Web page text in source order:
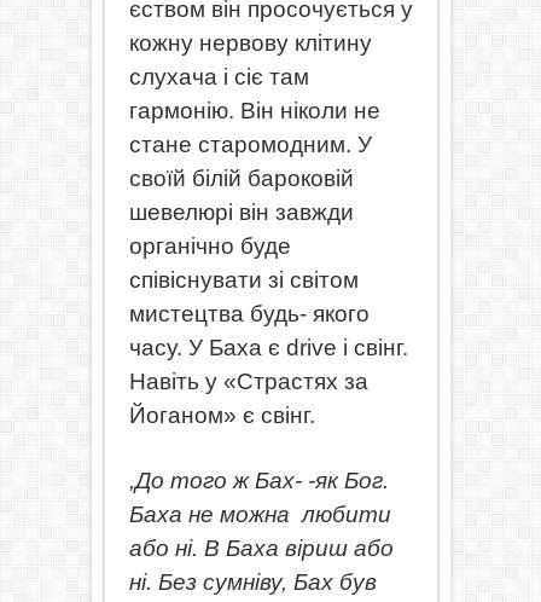
єством він просочується у
кожну нервову клітину
слухача і сіє там
гармонію. Він ніколи не
стане старомодним. У
своїй білій бароковій
шевелюрі він завжди
органічно буде
співіснувати зі світом
мистецтва будь- якого
часу. У Баха є drive і свінг.
Навіть у «Страстях за
Йоганом» є свінг.
,До того ж Бах- -як Бог.
Баха не можна любити
або ні. В Баха віриш або
ні. Без сумніву, Бах був